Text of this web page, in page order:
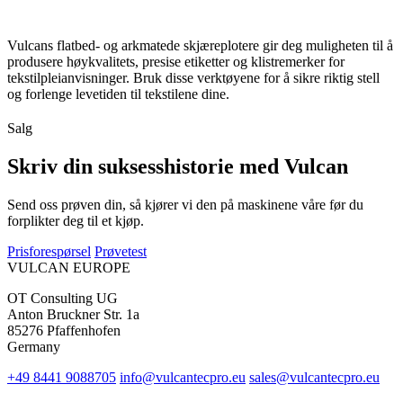
Vulcans flatbed- og arkmatede skjæreplotere gir deg muligheten til å
produsere høykvalitets, presise etiketter og klistremerker for
tekstilpleianvisninger. Bruk disse verktøyene for å sikre riktig stell
og forlenge levetiden til tekstilene dine.
Salg
Skriv din suksesshistorie med Vulcan
Send oss prøven din, så kjører vi den på maskinene våre før du
forplikter deg til et kjøp.
Prisforespørsel Prøvetest
VULCAN EUROPE
OT Consulting UG
Anton Bruckner Str. 1a
85276 Pfaffenhofen
Germany
+49 8441 9088705 info@vulcantecpro.eu sales@vulcantecpro.eu